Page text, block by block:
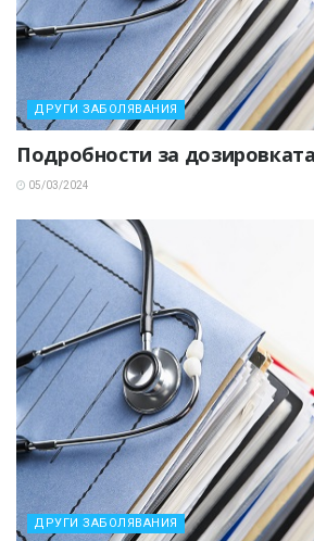
ДРУГИ ЗАБОЛЯВАНИЯ
Подробности за
05/03/2024
ДРУГИ ЗАБОЛЯВАНИЯ